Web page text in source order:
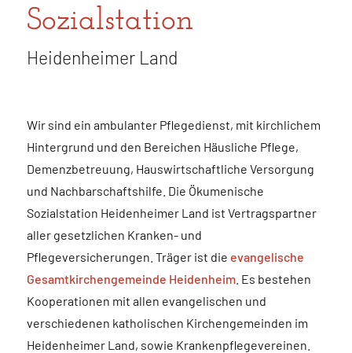
Sozialstation
Heidenheimer Land
Wir sind ein ambulanter Pflegedienst, mit kirchlichem
Hintergrund und den Bereichen Häusliche Pflege,
Demenzbetreuung, Hauswirtschaftliche Versorgung
und Nachbarschaftshilfe. Die Ökumenische
Sozialstation Heidenheimer Land ist Vertragspartner
aller gesetzlichen Kranken- und
Pflegeversicherungen. Träger ist die evangelische
Gesamtkirchengemeinde Heidenheim . Es bestehen
Kooperationen mit allen evangelischen und
verschiedenen katholischen Kirchengemeinden im
Heidenheimer Land, sowie Krankenpflegevereinen.